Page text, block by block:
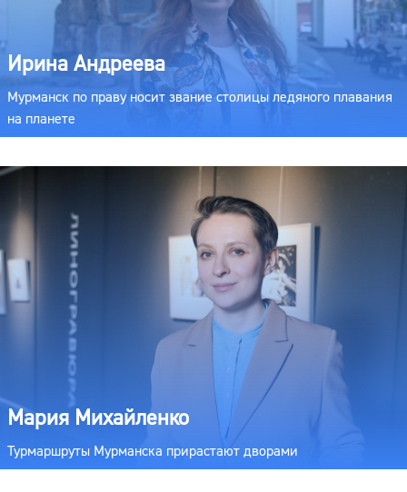
Ирина Андреева
Мурманск по праву носит звание столицы ледяного плавания
на планете
Мария Михайленко
Турмаршруты Мурманска прирастают дворами